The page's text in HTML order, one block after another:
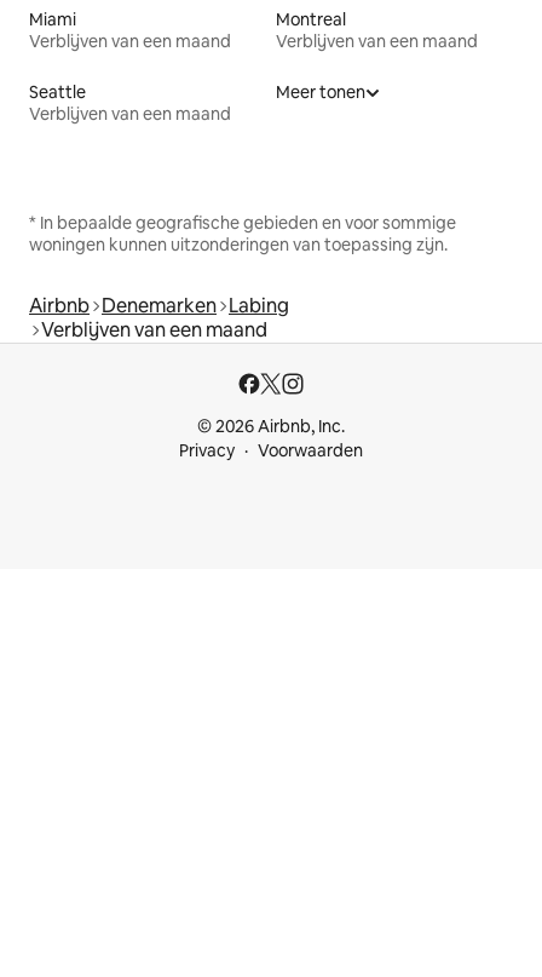
Miami
Verblijven van een maand
Montreal
Verblijven van een maand
Seattle
Verblijven van een maand
Meer tonen
* In bepaalde geografische gebieden en voor sommige
woningen kunnen uitzonderingen van toepassing zijn.
Airbnb Denemarken Labing
Verblijven van een maand
© 2026 Airbnb, Inc.
Privacy
Voorwaarden